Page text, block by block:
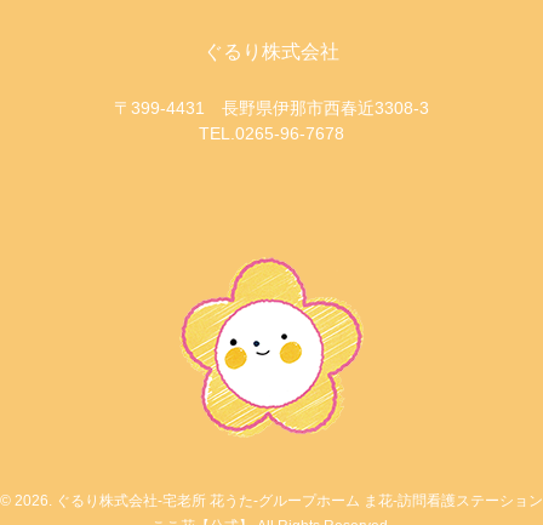
ぐるり株式会社
〒399-4431 長野県伊那市西春近3308-3
TEL.0265-96-7678
© 2026. ぐるり株式会社-宅老所 花うた-グループホーム ま花-訪問看護ステーション